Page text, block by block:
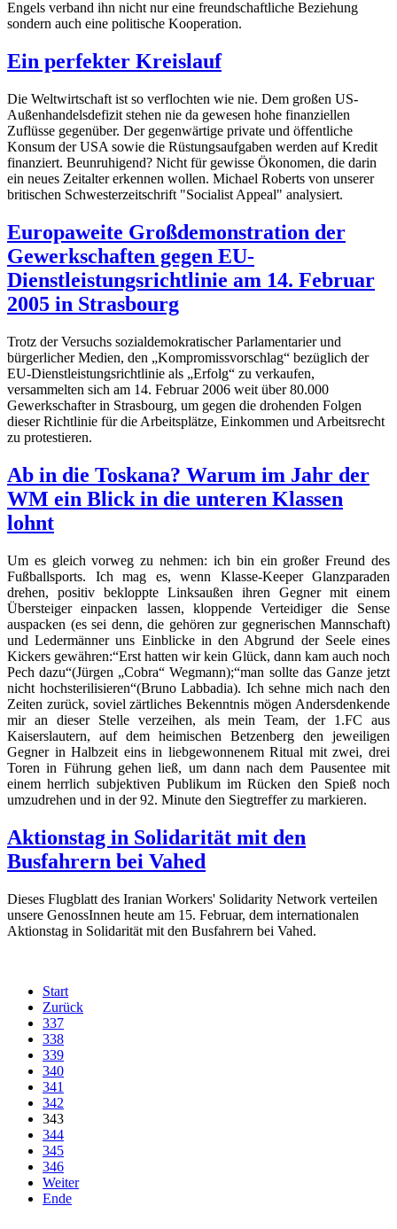
Engels verband ihn nicht nur eine freundschaftliche Beziehung
sondern auch eine politische Kooperation.
Ein perfekter Kreislauf
Die Weltwirtschaft ist so verflochten wie nie. Dem großen US-
Außenhandelsdefizit stehen nie da gewesen hohe finanziellen
Zuflüsse gegenüber. Der gegenwärtige private und öffentliche
Konsum der USA sowie die Rüstungsaufgaben werden auf Kredit
finanziert. Beunruhigend? Nicht für gewisse Ökonomen, die darin
ein neues Zeitalter erkennen wollen. Michael Roberts von unserer
britischen Schwesterzeitschrift "Socialist Appeal" analysiert.
Europaweite Großdemonstration der
Gewerkschaften gegen EU-
Dienstleistungsrichtlinie am 14. Februar
2005 in Strasbourg
Trotz der Versuchs sozialdemokratischer Parlamentarier und
bürgerlicher Medien, den „Kompromissvorschlag“ bezüglich der
EU-Dienstleistungsrichtlinie als „Erfolg“ zu verkaufen,
versammelten sich am 14. Februar 2006 weit über 80.000
Gewerkschafter in Strasbourg, um gegen die drohenden Folgen
dieser Richtlinie für die Arbeitsplätze, Einkommen und Arbeitsrecht
zu protestieren.
Ab in die Toskana? Warum im Jahr der
WM ein Blick in die unteren Klassen
lohnt
Um es gleich vorweg zu nehmen: ich bin ein großer Freund des
Fußballsports. Ich mag es, wenn Klasse-Keeper Glanzparaden
drehen, positiv bekloppte Linksaußen ihren Gegner mit einem
Übersteiger einpacken lassen, kloppende Verteidiger die Sense
auspacken (es sei denn, die gehören zur gegnerischen Mannschaft)
und Ledermänner uns Einblicke in den Abgrund der Seele eines
Kickers gewähren:“Erst hatten wir kein Glück, dann kam auch noch
Pech dazu“(Jürgen „Cobra“ Wegmann);“man sollte das Ganze jetzt
nicht hochsterilisieren“(Bruno Labbadia). Ich sehne mich nach den
Zeiten zurück, soviel zärtliches Bekenntnis mögen Andersdenkende
mir an dieser Stelle verzeihen, als mein Team, der 1.FC aus
Kaiserslautern, auf dem heimischen Betzenberg den jeweiligen
Gegner in Halbzeit eins in liebgewonnenem Ritual mit zwei, drei
Toren in Führung gehen ließ, um dann nach dem Pausentee mit
einem herrlich subjektiven Publikum im Rücken den Spieß noch
umzudrehen und in der 92. Minute den Siegtreffer zu markieren.
Aktionstag in Solidarität mit den
Busfahrern bei Vahed
Dieses Flugblatt des Iranian Workers' Solidarity Network verteilen
unsere GenossInnen heute am 15. Februar, dem internationalen
Aktionstag in Solidarität mit den Busfahrern bei Vahed.
Start
Zurück
337
338
339
340
341
342
343
344
345
346
Weiter
Ende